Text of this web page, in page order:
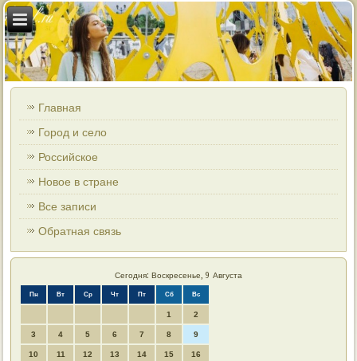
Главная
Город и село
Российское
Новое в стране
Все записи
Обратная связь
Сегодня: Воскресенье, 9 Августа
Пн Вт Ср Чт Пт Сб Вс
1 2
3 4 5 6 7 8 9
10 11 12 13 14 15 16